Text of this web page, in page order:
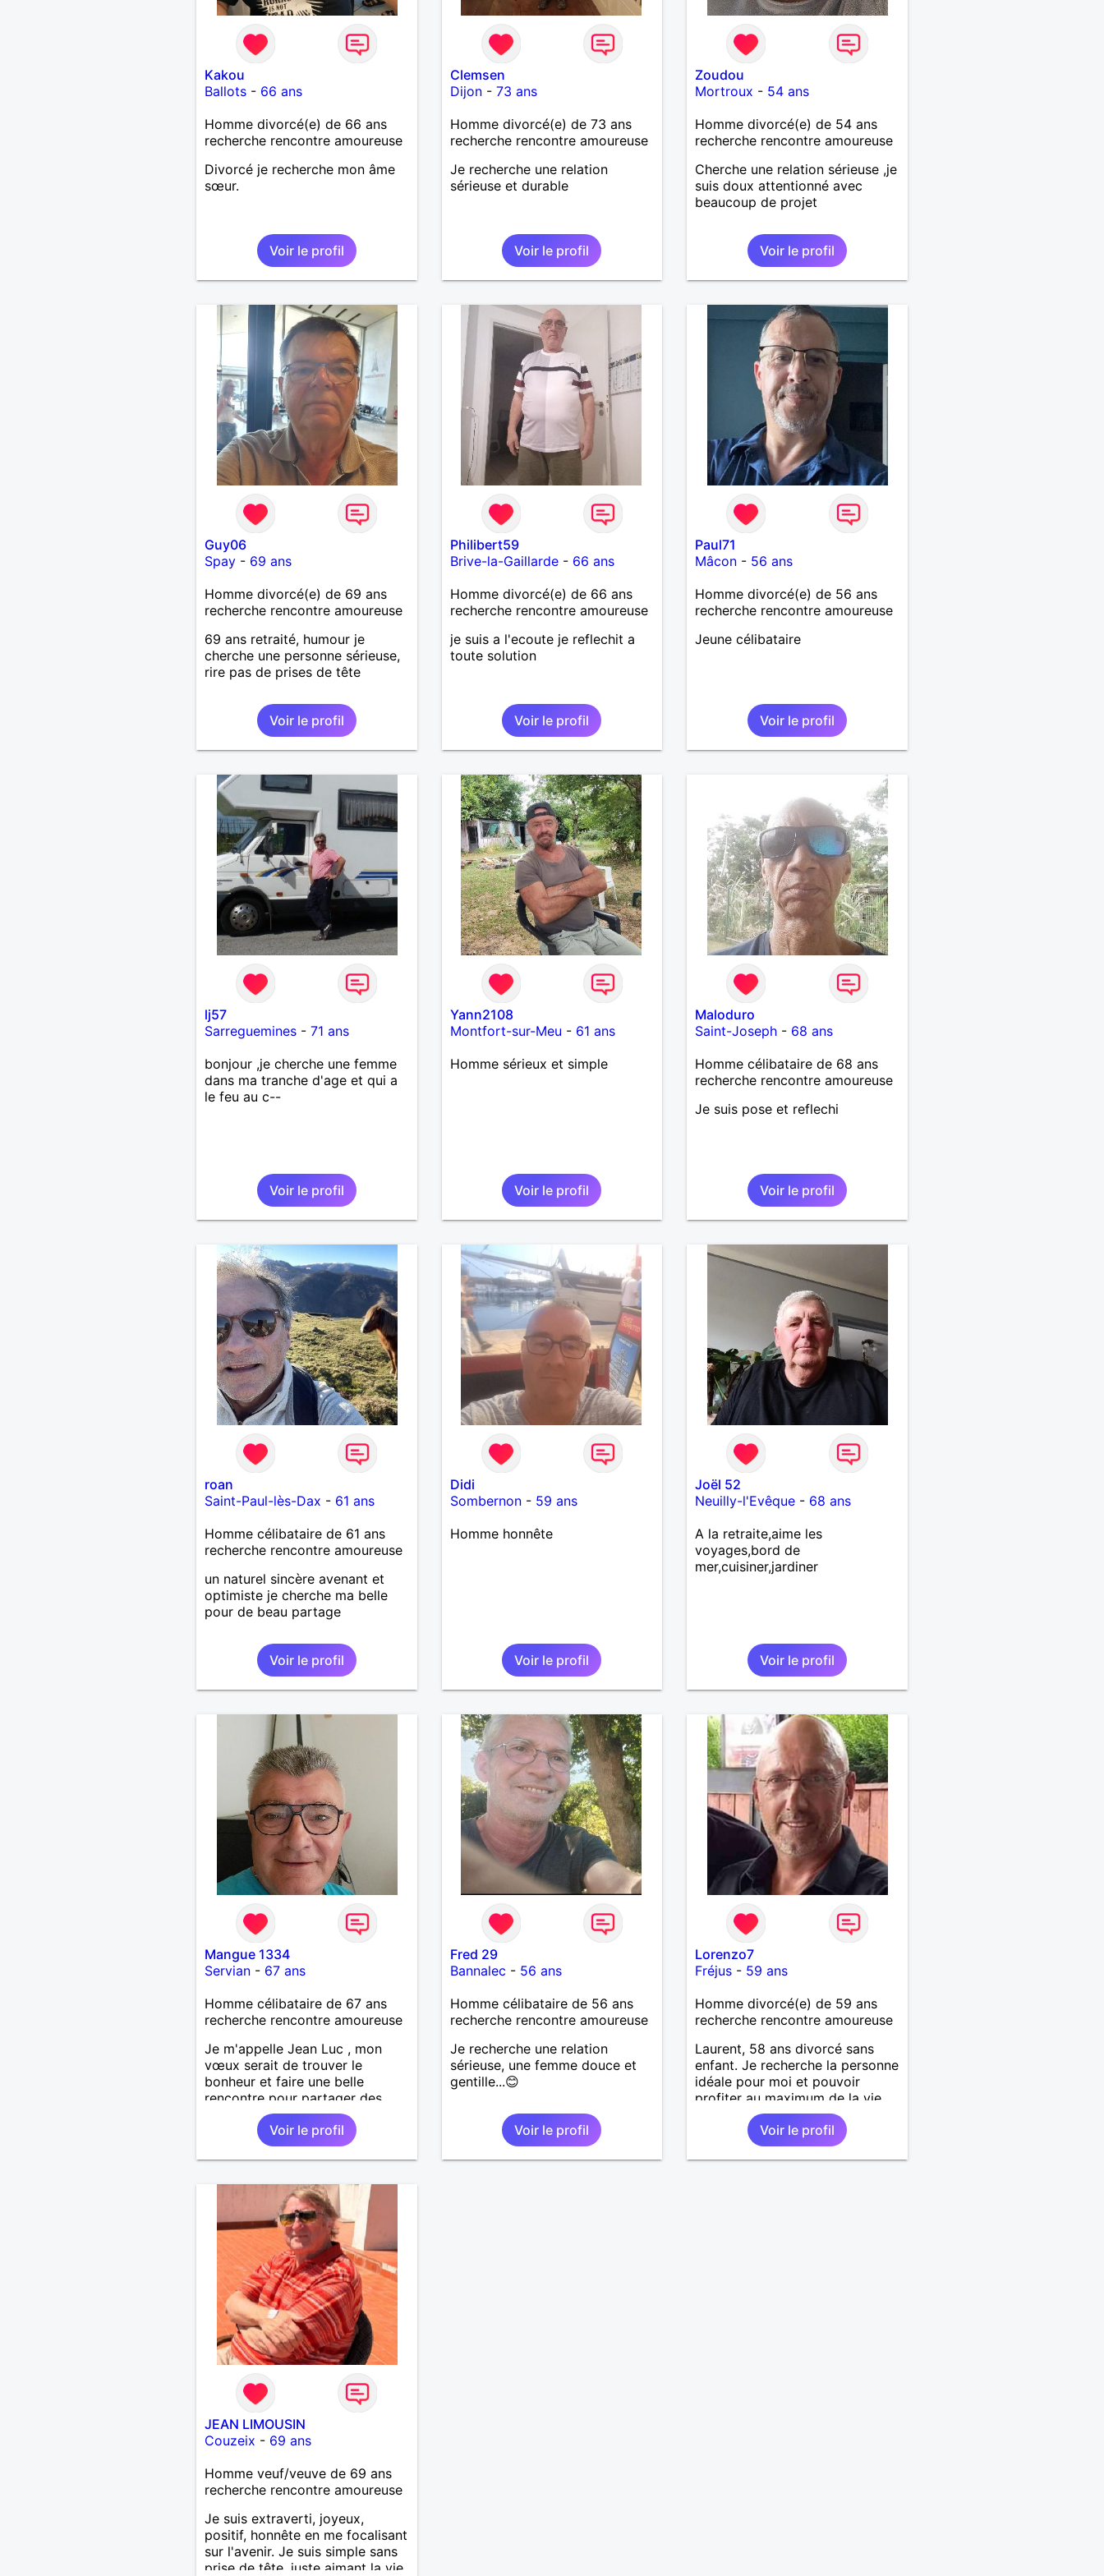
Kakou
Ballots- 66 ans
Homme divorcé(e) de 66 ans
recherche rencontre amoureuse
Divorcé je recherche mon âme
sœur.
Voir le profil
Clemsen
Dijon- 73 ans
Homme divorcé(e) de 73 ans
recherche rencontre amoureuse
Je recherche une relation
sérieuse et durable
Voir le profil
Zoudou
Mortroux - 54 ans
Homme divorcé(e) de 54 ans
recherche rencontre amoureuse
Cherche une relation sérieuse ,je
suis doux attentionné avec
beaucoup de projet
Voir le profil
Guy06
Spay- 69 ans
Homme divorcé(e) de 69 ans
recherche rencontre amoureuse
69 ans retraité, humour je
cherche une personne sérieuse,
rire pas de prises de tête
Voir le profil
Philibert59
Brive-la-Gaillarde- 66 ans
Homme divorcé(e) de 66 ans
recherche rencontre amoureuse
je suis a l'ecoute je reflechit a
toute solution
Voir le profil
Paul71
Mâcon - 56 ans
Homme divorcé(e) de 56 ans
recherche rencontre amoureuse
Jeune célibataire
Voir le profil
lj57
Sarreguemines- 71 ans
bonjour ,je cherche une femme
dans ma tranche d'age et qui a
le feu au c--
Voir le profil
Yann2108
Montfort-sur-Meu - 61 ans
Homme sérieux et simple
Voir le profil
Maloduro
Saint-Joseph - 68 ans
Homme célibataire de 68 ans
recherche rencontre amoureuse
Je suis pose et reflechi
Voir le profil
roan
Saint-Paul-lès-Dax - 61 ans
Homme célibataire de 61 ans
recherche rencontre amoureuse
un naturel sincère avenant et
optimiste je cherche ma belle
pour de beau partage
Voir le profil
Didi
Sombernon- 59 ans
Homme honnête
Voir le profil
Joël 52
Neuilly-l'Evêque - 68 ans
A la retraite,aime les
voyages,bord de
mer,cuisiner,jardiner
Voir le profil
Mangue 1334
Servian- 67 ans
Homme célibataire de 67 ans
recherche rencontre amoureuse
Je m'appelle Jean Luc , mon
vœux serait de trouver le
bonheur et faire une belle
rencontre pour partager des
beaux moments et de crée une
relation saine , sérieuse et solide
, je suis ouvert et curieux de
tout
Voir le profil
Fred 29
Bannalec - 56 ans
Homme célibataire de 56 ans
recherche rencontre amoureuse
Je recherche une relation
sérieuse, une femme douce et
gentille...😊
Voir le profil
Lorenzo7
Fréjus - 59 ans
Homme divorcé(e) de 59 ans
recherche rencontre amoureuse
Laurent, 58 ans divorcé sans
enfant. Je recherche la personne
idéale pour moi et pouvoir
profiter au maximum de la vie
de couple
Voir le profil
JEAN LIMOUSIN
Couzeix - 69 ans
Homme veuf/veuve de 69 ans
recherche rencontre amoureuse
Je suis extraverti, joyeux,
positif, honnête en me focalisant
sur l'avenir. Je suis simple sans
prise de tête, juste aimant la vie.